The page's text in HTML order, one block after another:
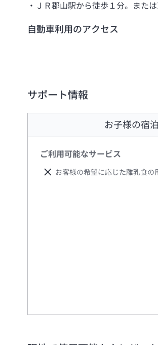
ＪＲ郡山駅から徒歩１分。また
自動車利用のアクセス
サポート情報
お子様の宿泊
ご利用可能なサービス
お客様の希望に応じた離乳食の